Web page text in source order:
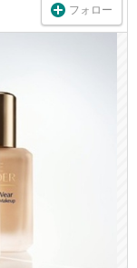
フォロー